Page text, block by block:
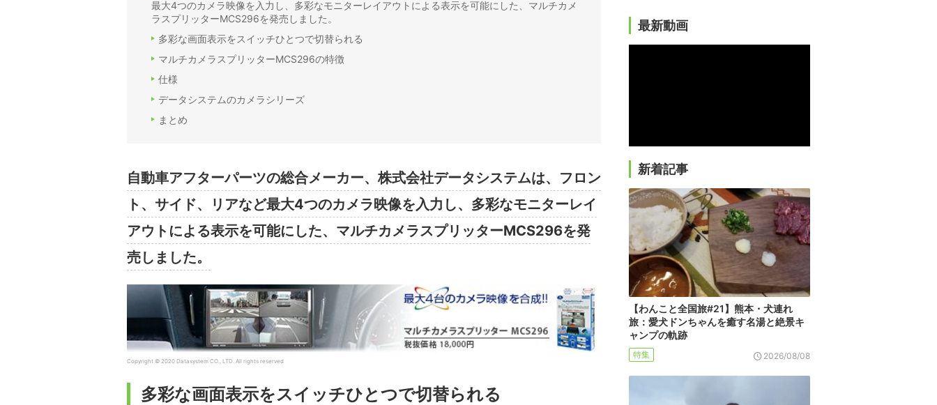
最大4つのカメラ映像を入力し、多彩なモニターレイアウトによる表示を可能にした、マルチカメ
ラスプリッターMCS296を発売しました。
多彩な画面表示をスイッチひとつで切替られる
マルチカメラスプリッターMCS296の特徴
仕様
データシステムのカメラシリーズ
まとめ
自動車アフターパーツの総合メーカー、株式会社データシステムは、フロン
ト、サイド、リアなど最大4つのカメラ映像を入力し、多彩なモニターレイ
アウトによる表示を可能にした、マルチカメラスプリッターMCS296を発
売しました。
Copyright © 2020 Datasystem CO., LTD. All rights reserved
多彩な画面表示をスイッチひとつで切替られる
最新動画
新着記事
【わんこと全国旅#21】熊本・犬連れ
旅：愛犬ドンちゃんを癒す名湯と絶景キ
ャンプの軌跡
特集 2026/08/08